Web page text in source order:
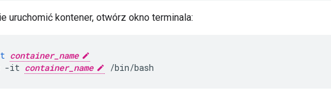
uruchomić kontener, otwórz okno terminala:
container_name
-it container_name /bin/bash